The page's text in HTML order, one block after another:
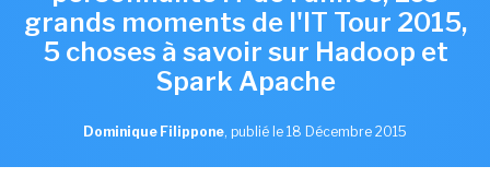
grands moments de l'IT Tour 2015,
5 choses à savoir sur Hadoop et
Spark Apache
Dominique Filippone, publié le 18 Décembre 2015